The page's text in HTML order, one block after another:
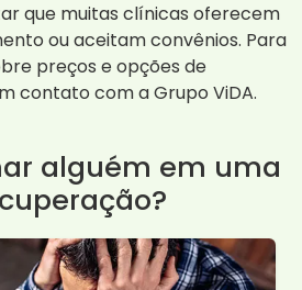
que muitas clínicas oferecem
ou aceitam convênios. Para
preços e opções de
contato com a Grupo ViDA.
alguém em uma